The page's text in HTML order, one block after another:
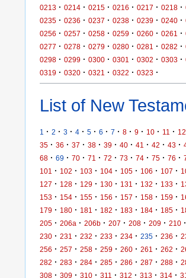
0213 · 0214 · 0215 · 0216 · 0217 · 0218 ·
0235 · 0236 · 0237 · 0238 · 0239 · 0240 ·
0256 · 0257 · 0258 · 0259 · 0260 · 0261 ·
0277 · 0278 · 0279 · 0280 · 0281 · 0282 ·
0298 · 0299 · 0300 · 0301 · 0302 · 0303 ·
0319 · 0320 · 0321 · 0322 · 0323 ·
List of New
1 · 2 · 3 · 4 · 5 · 6 · 7 · 8 · 9 · 10 · 11 · 12
35 · 36 · 37 · 38 · 39 · 40 · 41 · 42 · 43 ·
68 · 69 · 70 · 71 · 72 · 73 · 74 · 75 · 76 ·
101
· 102 · 103 · 104 · 105 · 106 · 107 ·
127 · 128 · 129 · 130 · 131 · 132 · 133 ·
153 · 154 · 155 · 156 · 157 · 158 · 159 ·
179 · 180 · 181 · 182 · 183 · 184 · 185 ·
205 · 206a · 206b · 207 · 208 · 209 · 210 ·
230 · 231 · 232 · 233 · 234 · 235 · 236 ·
256 · 257 · 258 · 259 · 260 · 261 · 262 ·
282 · 283 · 284 · 285 · 286 · 287 · 288 ·
308 · 309 · 310 · 311 · 312 · 313 · 314 ·